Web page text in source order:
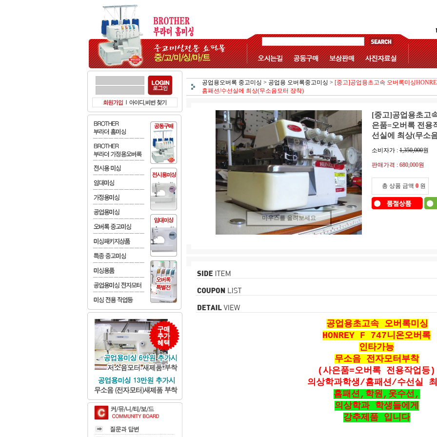
공업용오버록 중고미싱 > 공업용 오버록중고미싱 > [중고]공업용초고속 오버록미싱
홈패션/수선실에 최상(무소음모터 장착)
마우스를 올려보세요
[중고]공업용초고
은품=오버록 전용
선실에 최상(무소
소비자가 : 1,350,000원
판매가격 : 680,000원
총 상품 금액 0 원
공업용초고속 오버록미싱
HONREY F 747니온오버록
인타가능
무소음 전자모터부착
(사은품=오버록 전용작업등)
의상학과학생/홈패션/수선실
홈패션,학원,옷수선,
의상학과 학생들에게
강추제품 입니다